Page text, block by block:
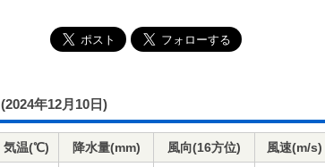
(2024年12月10日)
気温(℃) 降水量(mm) 風向(16方位) 風速(m/s)